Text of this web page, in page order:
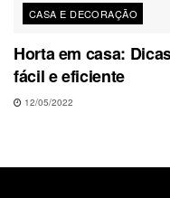
CASA E DECORAÇÃO
Horta em casa:
fácil e eficiente
12/05/2022